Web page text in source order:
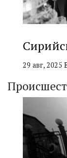
29 авг, 2025